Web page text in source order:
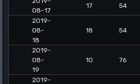
08-17
17 54
2019-
08-
18
18 54
2019-
08-
19
10 76
2019-